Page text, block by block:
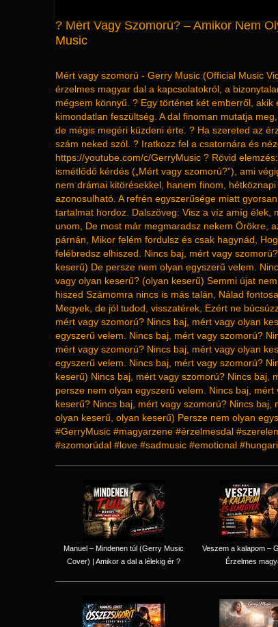
? Mért Vagy Szomorú? – Amikor Nem
Music
Mért vagy szomorú - Gerry Music (Official Music
érzelmes magyar dal a kapcsolatokról, a
mégsem könnyű. ? Egy történet két emberről,
kimondatlan feszültség. A dal finoman mutatja
de mégis megéri küzdeni érte. ? Ha szereted az
szám neked szól. ? Iratkozz fel a csatornára és
https://youtube.com/c/GerryMusic ? Rövid
ismétlődő kérdés („Mért vagy szomorú?”), ami
nem drámai kitörésekkel, hanem finom,
azonosulható. A refrén egyszerűsége miatt
tartalmat hordoz. Dalszöveg: Visz a víz amíg élek,
unom, De most már megmaradsz nekem Örökre,
párnán, Mikor felém fordulsz és csak hagynád,
felébredsz elhiszed. Nincs baj, mért vagy
keserű) De persze nem olyan egyszerű velem.
vagy olyan keserű? (olyan keserű) Semmi újat
hiszed Számomra nincs is más talán, Nálad
Megyek, de jól tudod, visszatérek, Ezért ne
mért vagy szomorú? Nincs baj, mért vagy olyan
egyszerű velem. Nincs baj, mért vagy szomorú?
mért vagy szomorú? Nincs baj, mért vagy olyan
egyszerű velem. Nincs baj, mért vagy szomorú?
keserű) Nincs baj, mért vagy szomorú? Nincs baj,
persze nem olyan egyszerű velem. Nincs baj,
keserű? Nincs baj, mért vagy szomorú? Nincs baj,
olyan keserű, olyan keserű) Persze nem olyan
#GerryMusic #magyarzene #érzelmesdal
#szomorúdal #love #sadmusic #emotional
Manuel – Mindenen túl (Gerry Music
Cover) | Amikor a dal a lélekig ér ?
Veszem a kalapom –
Érzelmes